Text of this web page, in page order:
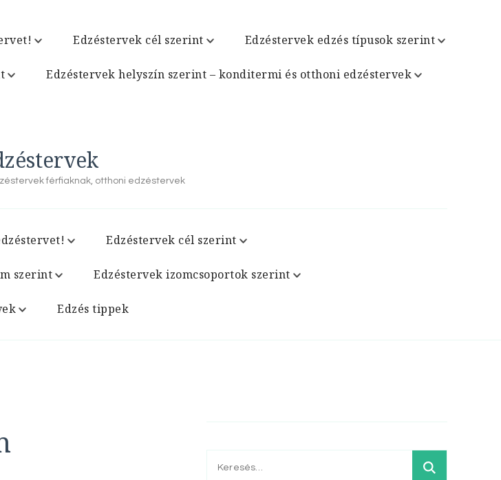
Edzéstervek cél szerint Edzéstervek edzés típusok szerint
Edzéstervek helyszín szerint – konditermi és otthoni edzéstervek
férfiaknak, otthoni edzéstervek
Edzéstervek cél szerint
szerint Edzéstervek izomcsoportok szerint
Edzés tippek
Keresés: